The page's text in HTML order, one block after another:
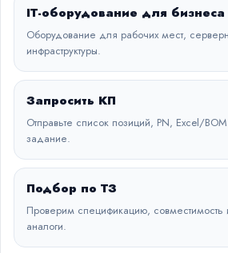
IT-оборудование для бизнеса
Оборудование для рабочих мест,
инфраструктуры.
Запросить КП
Отправьте список позиций, PN, Excel/
задание.
Подбор по ТЗ
Проверим спецификацию, совместимость
аналоги.